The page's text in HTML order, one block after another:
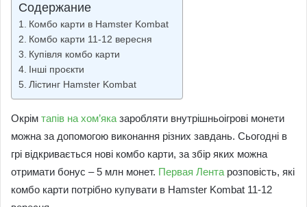
Содержание
Комбо карти в Hamster Kombat
Комбо карти 11-12 вересня
Купівля комбо карти
Інші проєкти
Лістинг Hamster Kombat
Окрім тапів на хом’яка заробляти внутрішньоігрові монети
можна за допомогою виконання різних завдань. Сьогодні в
грі відкривається нові комбо карти, за збір яких можна
отримати бонус – 5 млн монет. Первая Лента розповість, які
комбо карти потрібно купувати в Hamster Kombat 11-12